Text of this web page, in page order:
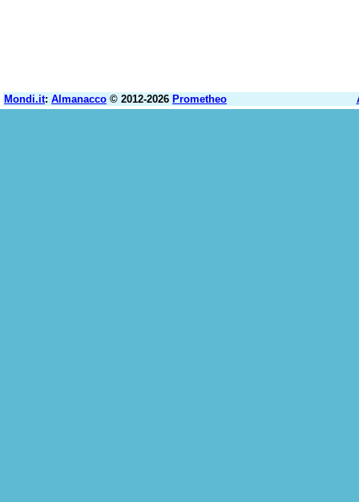
Mondi.it: Almanacco © 2012-2026 Prometheo